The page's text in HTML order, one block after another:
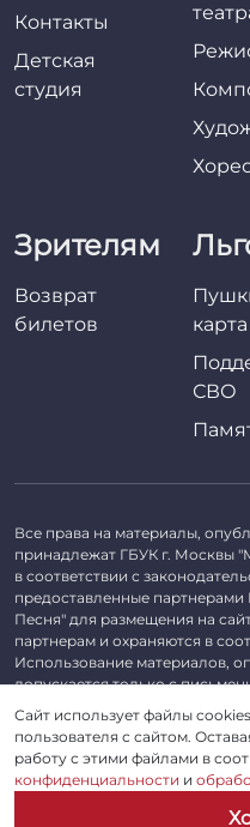
Контакты
Детская
студия
Зрителям
Возврат
билетов
карта
СВО
Все права на материалы,
принадлежат ГБУК г. Москвы
в соответствии с
предоставленные
Песня" для размещения на
партнерам и охраняются в
Использование материалов,
допускается только с
©2026 ГБУК г. Москвы «МГАТ
ИНН
Сайт использует файлы
пользователя с сайтом.
работу с этими файлами в
конфиденциальности и